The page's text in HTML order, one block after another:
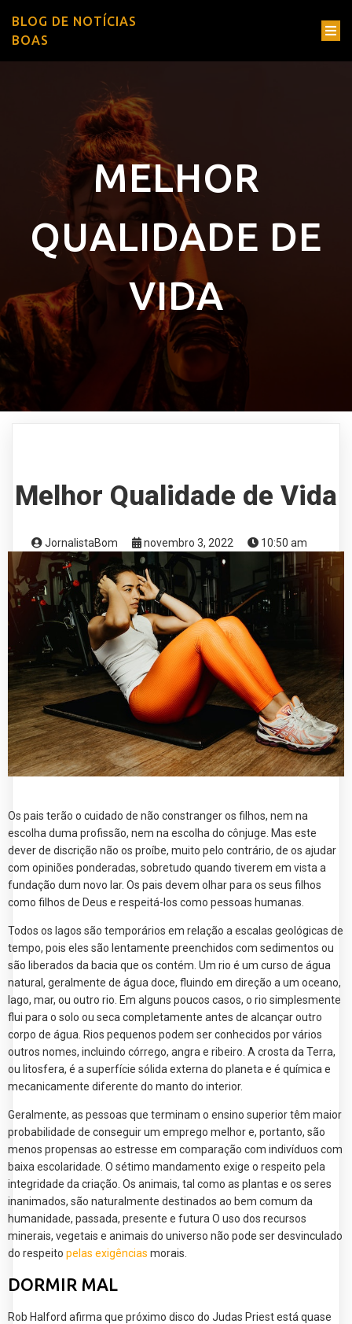
BLOG DE NOTÍCIAS
BOAS
MELHOR
QUALIDADE DE
VIDA
Melhor Qualidade de Vida
JornalistaBom novembro 3, 2022 10:50 am
Os pais terão o cuidado de não constranger os filhos, nem na
escolha duma profissão, nem na escolha do cônjuge. Mas este
dever de discrição não os proíbe, muito pelo contrário, de os ajudar
com opiniões ponderadas, sobretudo quando tiverem em vista a
fundação dum novo lar. Os pais devem olhar para os seus filhos
como filhos de Deus e respeitá-los como pessoas humanas.
Todos os lagos são temporários em relação a escalas geológicas de
tempo, pois eles são lentamente preenchidos com sedimentos ou
são liberados da bacia que os contém. Um rio é um curso de água
natural, geralmente de água doce, fluindo em direção a um oceano,
lago, mar, ou outro rio. Em alguns poucos casos, o rio simplesmente
flui para o solo ou seca completamente antes de alcançar outro
corpo de água. Rios pequenos podem ser conhecidos por vários
outros nomes, incluindo córrego, angra e ribeiro. A crosta da Terra,
ou litosfera, é a superfície sólida externa do planeta e é química e
mecanicamente diferente do manto do interior.
Geralmente, as pessoas que terminam o ensino superior têm maior
probabilidade de conseguir um emprego melhor e, portanto, são
menos propensas ao estresse em comparação com indivíduos com
baixa escolaridade. O sétimo mandamento exige o respeito pela
integridade da criação. Os animais, tal como as plantas e os seres
inanimados, são naturalmente destinados ao bem comum da
humanidade, passada, presente e futura O uso dos recursos
minerais, vegetais e animais do universo não pode ser desvinculado
do respeito pelas exigências morais.
DORMIR MAL
Rob Halford afirma que próximo disco do Judas Priest está quase